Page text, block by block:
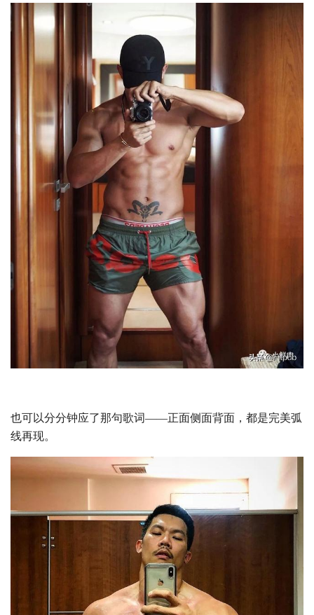
也可以分分钟应了那句歌词——正面侧面背面，都是完美弧
线再现。